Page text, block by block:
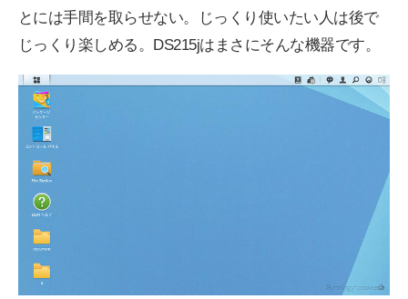
とには手間を取らせない。じっくり使いたい人は後で
じっくり楽しめる。DS215jはまさにそんな機器です。